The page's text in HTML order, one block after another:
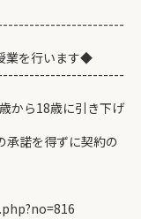
業を行います◆
から18歳に引き下げ
承諾を得ずに契約の